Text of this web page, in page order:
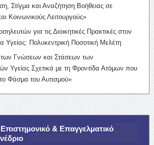
Στίγμα και Αναζήτηση Βοήθειας σε
Κοινωνικούς Λειτουργούς»
για τις Διοικητικές Πρακτικές στον
Υγείας: Πολυκεντρική Ποσοτική Μελέτη
των Γνώσεων και Στάσεων των
Υγείας Σχετικά με τη Φροντίδα Ατόμων που
Φάσμα του Αυτισμού»
& Επαγγελματικό